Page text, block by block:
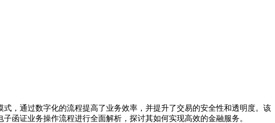
，通过数字化的流程提高了业务效率，并提升了交易的安全性和透明度。该
函证业务操作流程进行全面解析，探讨其如何实现高效的金融服务。